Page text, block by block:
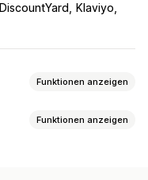
DiscountYard
Klaviyo
Funktionen anzeigen
Funktionen anzeigen